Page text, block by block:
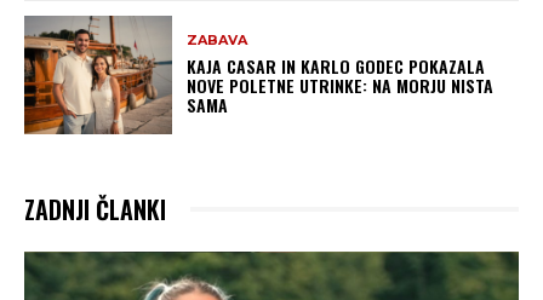
ZABAVA
KAJA CASAR IN KARLO GODEC POKAZALA
NOVE POLETNE UTRINKE: NA MORJU NISTA
SAMA
ZADNJI ČLANKI